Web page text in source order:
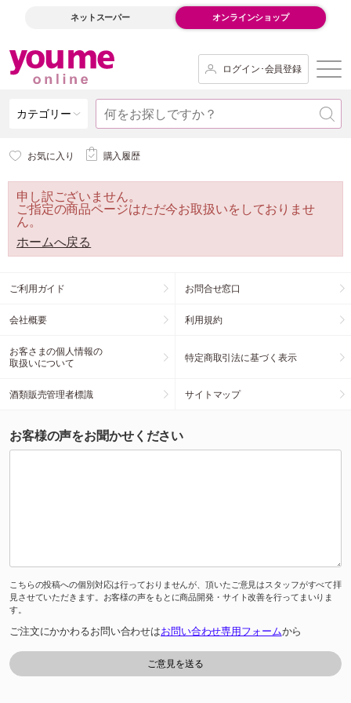
ネットスーパー オンラインショップ
ログイン･会員登録
カテゴリー
お気に入り 購入履歴
申し訳ございません。
ご指定の商品ページはただ今お取扱いをしておりませ
ん。
ホームへ戻る
ご利用ガイド お問合せ窓口
会社概要 利用規約
お客さまの個人情報の
取扱いについて
特定商取引法に基づく表示
酒類販売管理者標識 サイトマップ
お客様の声をお聞かせください
こちらの投稿への個別対応は行っておりませんが、頂いたご意見はスタッフがすべて拝
見させていただきます。お客様の声をもとに商品開発・サイト改善を行ってまいりま
す。
ご注文にかかわるお問い合わせはお問い合わせ専用フォームから